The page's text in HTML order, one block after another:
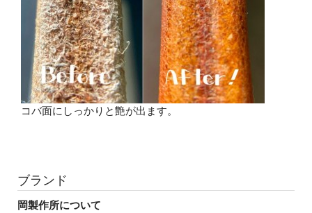
コバ面にしっかりと艶が出ます。
ブランド
岡製作所について